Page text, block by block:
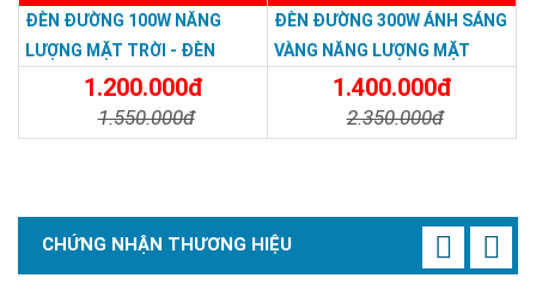
ĐÈN ĐƯỜNG 100W NĂNG
LƯỢNG MẶT TRỜI - ĐÈN
ĐƯỜNG NĂNG LƯỢNG MẶT
TRỜI 100W GIÁ RẺ - Solar
Light 100W
1.200.000đ
1.550.000đ
ĐÈN ĐƯỜNG 300W ÁNH SÁNG
VÀNG NĂNG LƯỢNG MẶT
TRỜI - Solar Light 300W
1.400.000đ
2.350.000đ
CHỨNG NHẬN THƯƠNG HIỆU